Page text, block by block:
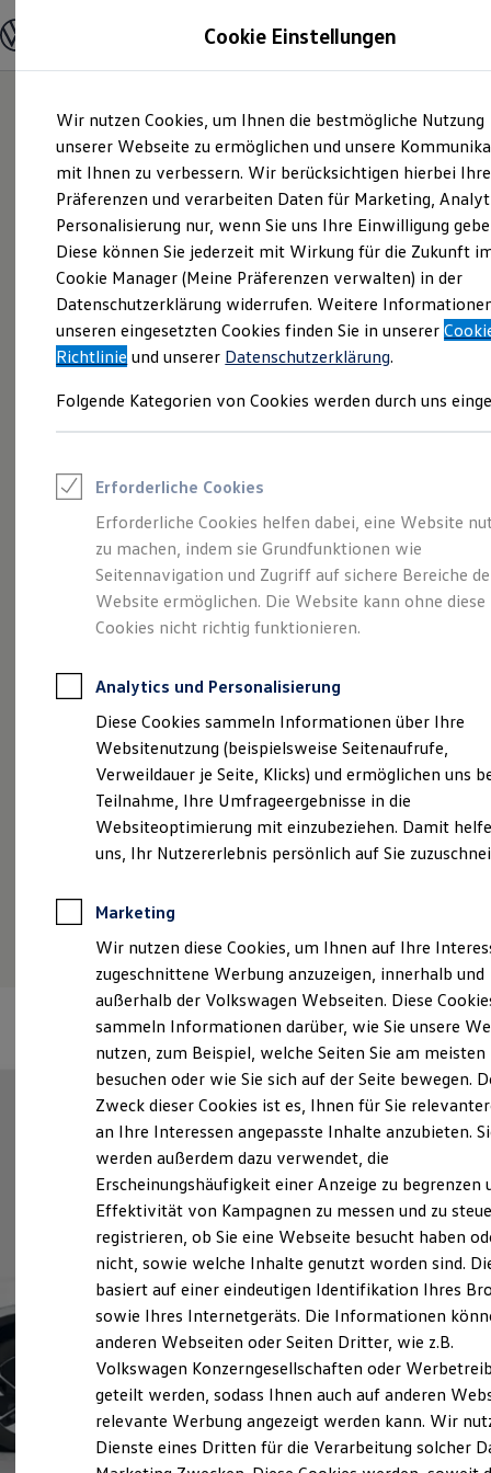
Hauptinhalt
springen
Footer
springen
Modelle und Konfigurator
Modelle vergleichen
Elektroautos
ENERGY Sondermodelle
Nutzfahrzeuge
SUV und CUV
Familienautos
Kombis
Kompaktwagen
Sportwagen
Schnell verfügbare Fahrzeuge
Angebote und Produkte
Aktuelle Angebote
E-Auto-Förderung
Volkswagen Marktplatz
Junge Gebrauchtwagen und Gebrauchtwagen
Saisonangebote
Leasing
Leasing-Angebote
Gebrauchtwagen Leasing
Junge Gebrauchtwagen-Leasing
Elektroauto Leasing
Kleinwagen-Leasing
Leasing ohne Anzahlung
Autokredit mit Schlussrate
Versicherungen und Garantien
Kfz-Versicherung
Restschuldversicherungen
Garantien
Wartungsverträge
Geschäftskunden
Professional Class bei Volkswagen
Großkunden
Behörden
Anpfiff zum Gewinn
Elektroautos
ID. Tutorials
Elektrofahrzeugkonzepte
Reichweite
Reichweite der ID. Modelle
Reichweite im Winter
Laden
Laden unterwegs
Laden Zuhause
Ladezeitensimulator
Batterie
Sicherheit
Garantie und Lebensdauer
Nachhaltigkeit
Technologie
Kosten und Kauf
Verbrauchskosten
Kaufoptionen
E-Auto-Förderung
Software und Konnektivität
Die ID. Software 6
ID. Software Versionen und Updates
Digitale Extras
Schnittstellen zu Ihrem ID.
Vollelektrisch.
Vielseitig. Und sehr
viel Platz. Der ID.4
Impressum & Rechtliches
Cookie Einstellungen
Wir nutzen Cookies, um Ihnen die bestmögliche Nutzung
unserer Webseite zu ermöglichen und unsere
mit Ihnen zu verbessern. Wir berücksichtigen hierbei Ihre
Präferenzen und verarbeiten Daten für Marketing,
Personalisierung nur, wenn Sie uns Ihre Einwilligung
Diese können Sie jederzeit mit Wirkung für die Zukunft
Cookie Manager (Meine Präferenzen verwalten) in der
Datenschutzerklärung widerrufen. Weitere
unseren eingesetzten Cookies finden Sie in unserer
Richtlinie und unserer Datenschutzerklärung.
Folgende Kategorien von Cookies werden durch uns
Erforderliche Cookies
Erforderliche Cookies helfen dabei, eine Website
zu machen, indem sie Grundfunktionen wie
Seitennavigation und Zugriff auf sichere Bereiche
Website ermöglichen. Die Website kann ohne diese
Cookies nicht richtig funktionieren.
Analytics und Personalisierung
Diese Cookies sammeln Informationen über Ihre
Websitenutzung (beispielsweise Seitenaufrufe,
Verweildauer je Seite, Klicks) und ermöglichen uns
Teilnahme, Ihre Umfrageergebnisse in die
Websiteoptimierung mit einzubeziehen. Damit
uns, Ihr Nutzererlebnis persönlich auf Sie
Marketing
Wir nutzen diese Cookies, um Ihnen auf Ihre
zugeschnittene Werbung anzuzeigen, innerhalb und
außerhalb der Volkswagen Webseiten. Diese
sammeln Informationen darüber, wie Sie unsere
nutzen, zum Beispiel, welche Seiten Sie am meisten
besuchen oder wie Sie sich auf der Seite bewegen.
Zweck dieser Cookies ist es, Ihnen für Sie
an Ihre Interessen angepasste Inhalte anzubieten.
werden außerdem dazu verwendet, die
Erscheinungshäufigkeit einer Anzeige zu begrenzen
Effektivität von Kampagnen zu messen und zu
registrieren, ob Sie eine Webseite besucht haben
nicht, sowie welche Inhalte genutzt worden sind.
basiert auf einer eindeutigen Identifikation Ihres
sowie Ihres Internetgeräts. Die Informationen
anderen Webseiten oder Seiten Dritter, wie z.B.
Volkswagen Konzerngesellschaften oder
geteilt werden, sodass Ihnen auch auf anderen
relevante Werbung angezeigt werden kann. Wir
Dienste eines Dritten für die Verarbeitung solcher